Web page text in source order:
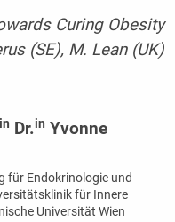
Curing Obesity
(SE), M. Lean (UK)
in Dr.in Yvonne
für Endokrinologie und
für Innere
Universität Wien